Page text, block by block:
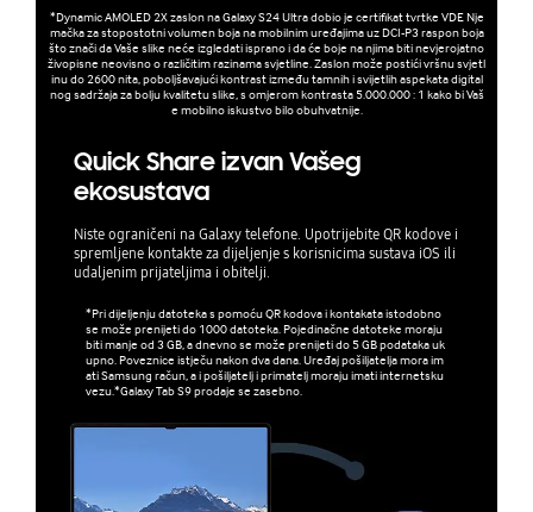
*Dynamic AMOLED 2X zaslon na Galaxy S24 Ultra dobio je certifikat tvrtke VDE Nje
mačka za stopostotni volumen boja na mobilnim uređajima uz DCI-P3 raspon boja
što znači da Vaše slike neće izgledati isprano i da će boje na njima biti nevjerojatno
živopisne neovisno o različitim razinama svjetline. Zaslon može postići vršnu svjetl
inu do 2600 nita, poboljšavajući kontrast između tamnih i svijetlih aspekata digital
nog sadržaja za bolju kvalitetu slike, s omjerom kontrasta 5.000.000 : 1 kako bi Vaš
e mobilno iskustvo bilo obuhvatnije.
Quick Share izvan Vašeg
ekosustava
Niste ograničeni na Galaxy telefone. Upotrijebite QR kodove i
spremljene kontakte za dijeljenje s korisnicima sustava iOS ili
udaljenim prijateljima i obitelji.
*Pri dijeljenju datoteka s pomoću QR kodova i kontakata istodobno
se može prenijeti do 1000 datoteka. Pojedinačne datoteke moraju
biti manje od 3 GB, a dnevno se može prenijeti do 5 GB podataka uk
upno. Poveznice istječu nakon dva dana. Uređaj pošiljatelja mora im
ati Samsung račun, a i pošiljatelj i primatelj moraju imati internetsku
vezu.*Galaxy Tab S9 prodaje se zasebno.